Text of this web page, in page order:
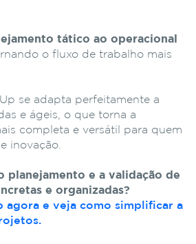
tático ao operacional
o fluxo de trabalho mais
se adapta perfeitamente a
e ágeis, o que torna a
completa e versátil para quem
inovação.
planejamento e a validação de
e organizadas?
agora e veja como simplificar a